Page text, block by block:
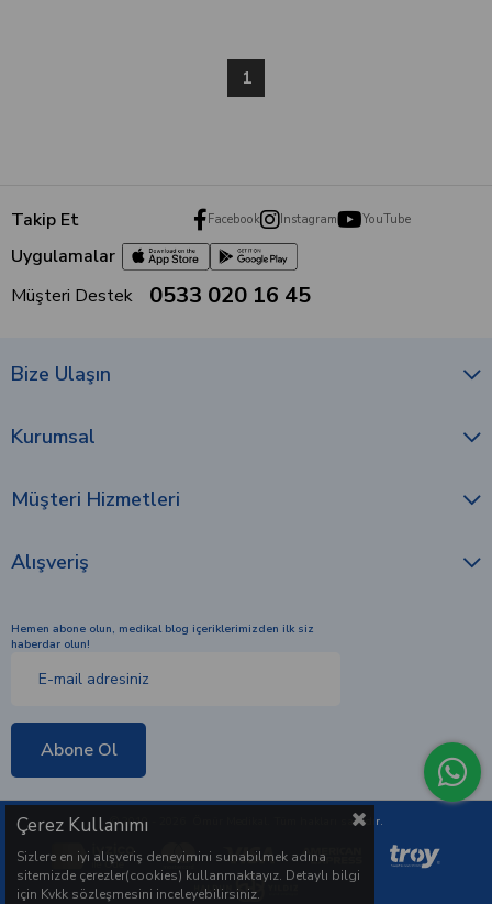
1
Takip Et Facebook Instagram YouTube
Uygulamalar
Müşteri Destek
0533 020 16 45
Bize Ulaşın
Kurumsal
Müşteri Hizmetleri
Alışveriş
Hemen abone olun, medikal blog içeriklerimizden ilk siz
haberdar olun!
Abone Ol
© 2010 - 2026 Ömür Medikal. Tüm hakları saklıdır.
Çerez Kullanımı
Sizlere en iyi alışveriş deneyimini sunabilmek adına
sitemizde çerezler(cookies) kullanmaktayız. Detaylı bilgi
için Kvkk sözleşmesini inceleyebilirsiniz.